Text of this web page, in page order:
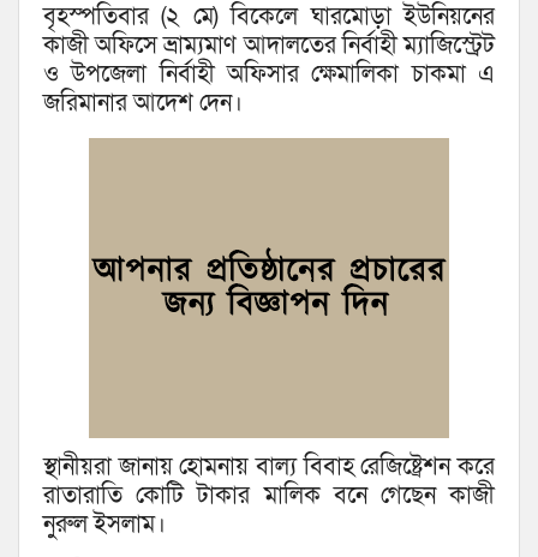
বৃহস্পতিবার (২ মে) বিকেলে ঘারমোড়া ইউনিয়নের
কাজী অফিসে ভ্রাম্যমাণ আদালতের নির্বাহী ম্যাজিস্ট্রেট
ও উপজেলা নির্বাহী অফিসার ক্ষেমালিকা চাকমা এ
জরিমানার আদেশ দেন।
স্থানীয়রা জানায় হোমনায় বাল্য বিবাহ রেজিষ্ট্রেশন করে
রাতারাতি কোটি টাকার মালিক বনে গেছেন কাজী
নুরুল ইসলাম।